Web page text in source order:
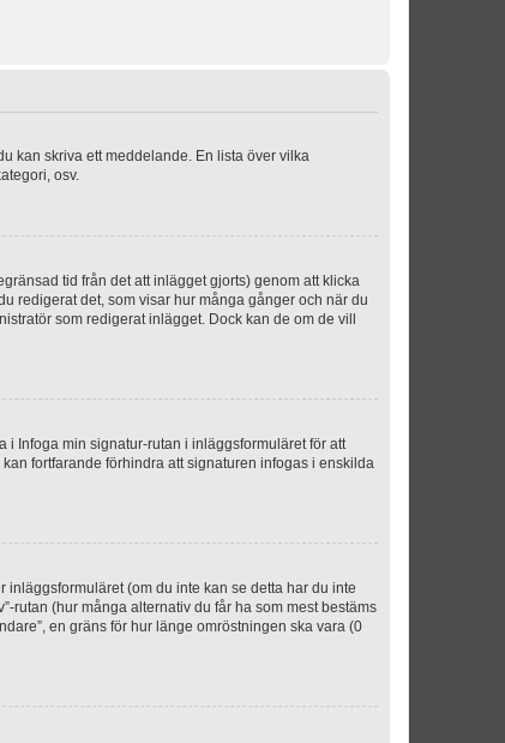
kan skriva ett meddelande. En lista över vilka
osv.
tid från det att inlägget gjorts) genom att klicka
redigerat det, som visar hur många gånger och när du
som redigerat inlägget. Dock kan de om de vill
i Infoga min signatur-rutan i inläggsformuläret för att
fortfarande förhindra att signaturen infogas i enskilda
inläggsformuläret (om du inte kan se detta har du inte
rutan (hur många alternativ du får ha som mest bestäms
en gräns för hur länge omröstningen ska vara (0